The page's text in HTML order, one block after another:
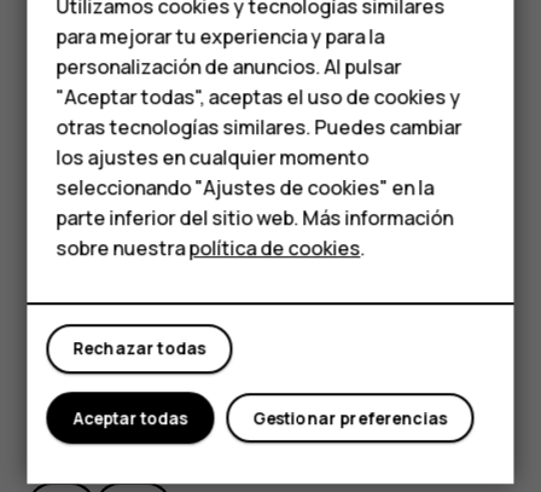
media
Teléfonos para
personas mayores
HMD Terra M
Comprar
Mi cuenta
Si su teléfono anterior era Android y tenía habilitada la
opción de copia de seguridad en la cuenta de Google,
entonces puede restaurar las configuraciones de las
aplicaciones y las contraseñas de Wi-Fi.
Presione
Configuración >Sistema
Copia de
seguridad
CambieCopia de seguridad a Google Drive
¿Te ha parecido útil?
Utilizamos cookies y tecnologías similares
para mejorar tu experiencia y para la
personalización de anuncios. Al pulsar
"Aceptar todas", aceptas el uso de cookies y
otras tecnologías similares. Puedes cambiar
los ajustes en cualquier momento
seleccionando "Ajustes de cookies" en la
parte inferior del sitio web. Más información
sobre nuestrapolítica de cookies.
Rechazar todas
Gestionar preferencias
Aceptar todas